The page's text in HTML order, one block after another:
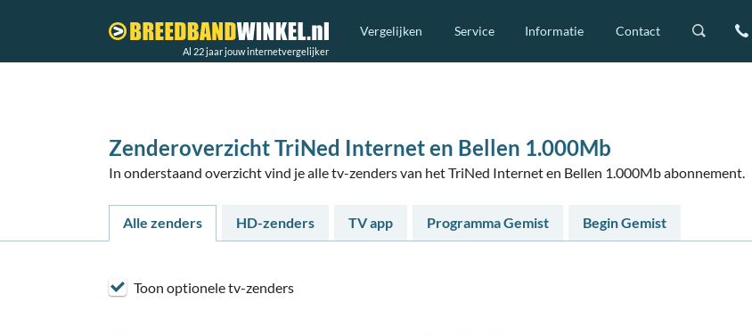
Al 22 jaar jouw internetvergelijker
Vergelijken Service Informatie Contact
Zenderoverzicht TriNed Internet en Bellen 1.000Mb
In onderstaand overzicht vind je alle tv-zenders van het TriNed Internet en Bellen 1.000Mb abonnement.
Alle zenders HD-zenders TV app Programma Gemist Begin Gemist
Toon optionele tv-zenders